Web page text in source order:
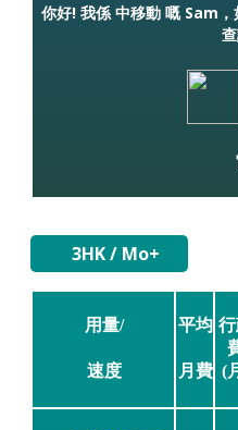
你好! 我係 中移動 嘅 Sam
查
電話:
3HK / Mo+
用量/
速度
平均
月費 (